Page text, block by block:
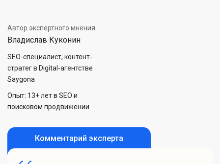
Автор экспертного мнения
Владислав Куконин
SEO-специалист, контент-
стратег в Digital-агентстве
Saygona
Опыт: 13+ лет в SEO и
поисковом продвижении
Комментарий эксперта